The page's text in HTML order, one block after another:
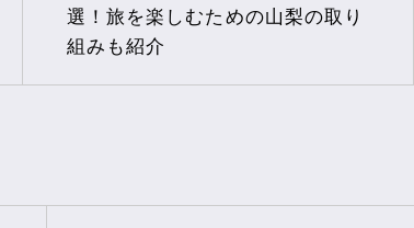
選！旅を楽しむための山梨の取り
組みも紹介